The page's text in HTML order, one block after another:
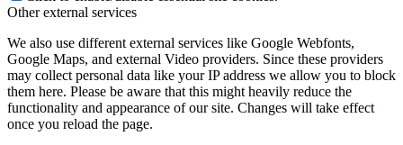
Other external services
We also use different external services like Google Webfonts,
Google Maps, and external Video providers. Since these providers
may collect personal data like your IP address we allow you to block
them here. Please be aware that this might heavily reduce the
functionality and appearance of our site. Changes will take effect
once you reload the page.